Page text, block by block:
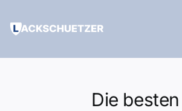
Inhalt
Die besten